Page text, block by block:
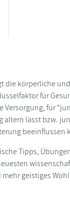
die körperliche
für
für
lässt bzw.
beeinflussen
Tipps,
geistiges